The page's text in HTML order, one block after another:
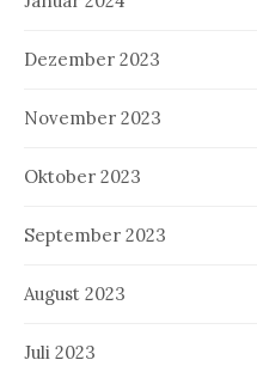
Dezember 2023
November 2023
Oktober 2023
September 2023
August 2023
Juli 2023